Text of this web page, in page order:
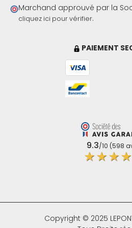
PAIEMENT
9.3/10 (598
Marchand approuvé par la
cliquez ici pour vérifier.
Copyright © 2025 LEPONT